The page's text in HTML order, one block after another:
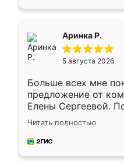
Аринка Р.
5 августа 2026
Больше всех мне
предложение от
Елены Сергеевой.
короткие сроки
для замера
предложил по
Читать полностью